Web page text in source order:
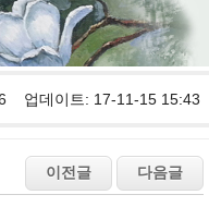
업데이트: 17-11-15 15:43